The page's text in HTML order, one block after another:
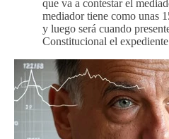
que va a contestar el
mediador tiene como unas
y luego será cuando
Constitucional el